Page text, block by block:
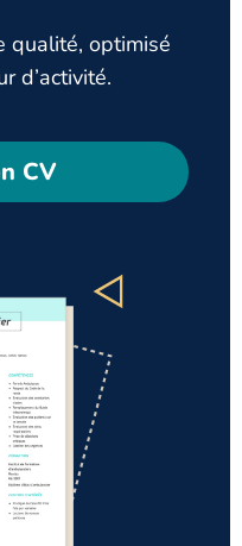
qualité, optimisé
d’activité.
CV